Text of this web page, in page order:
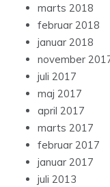
marts 2018
februar 2018
januar 2018
november
juli 2017
maj 2017
april 2017
marts 2017
februar 2017
januar 2017
juli 2013